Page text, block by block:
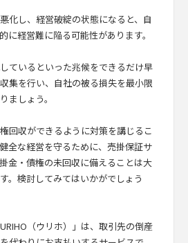
化し、経営破綻の状態になると、自
に経営難に陥る可能性があります。
ているといった兆候をできるだけ早
集を行い、自社の被る損失を最小限
ましょう。
回収ができるように対策を講じるこ
全な経営を守るために、売掛保証サ
金・債権の未回収に備えることは大
。検討してみてはいかがでしょう
（ウリホ）」は、取引先の倒産